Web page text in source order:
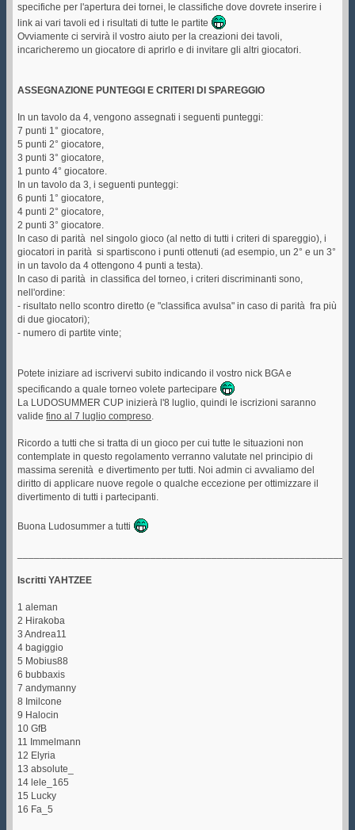
specifiche per l'apertura dei tornei, le classifiche dove dovrete inserire i
link ai vari tavoli ed i risultati di tutte le partite
Ovviamente ci servirà il vostro aiuto per la creazioni dei tavoli,
incaricheremo un giocatore di aprirlo e di invitare gli altri giocatori.
ASSEGNAZIONE PUNTEGGI E CRITERI DI SPAREGGIO
In un tavolo da 4, vengono assegnati i seguenti punteggi:
7 punti 1° giocatore,
5 punti 2° giocatore,
3 punti 3° giocatore,
1 punto 4° giocatore.
In un tavolo da 3, i seguenti punteggi:
6 punti 1° giocatore,
4 punti 2° giocatore,
2 punti 3° giocatore.
In caso di parità nel singolo gioco (al netto di tutti i criteri di spareggio), i
giocatori in parità si spartiscono i punti ottenuti (ad esempio, un 2° e un 3°
in un tavolo da 4 ottengono 4 punti a testa).
In caso di parità in classifica del torneo, i criteri discriminanti sono,
nell'ordine:
- risultato nello scontro diretto (e "classifica avulsa" in caso di parità fra più
di due giocatori);
- numero di partite vinte;
Potete iniziare ad iscrivervi subito indicando il vostro nick BGA e
specificando a quale torneo volete partecipare
La LUDOSUMMER CUP inizierà l'8 luglio, quindi le iscrizioni saranno
validefino al 7 luglio compreso
Ricordo a tutti che si tratta di un gioco per cui tutte le situazioni non
contemplate in questo regolamento verranno valutate nel principio di
massima serenità e divertimento per tutti. Noi admin ci avvaliamo del
diritto di applicare nuove regole o qualche eccezione per ottimizzare il
divertimento di tutti i partecipanti.
Buona Ludosummer a tutti
Iscritti YAHTZEE
1 aleman
2 Hirakoba
3 Andrea11
4 bagiggio
5 Mobius88
6 bubbaxis
7 andymanny
8 Imilcone
9 Halocin
10 GfB
11 Immelmann
12 Elyria
13 absolute_
14 lele_165
15 Lucky
16 Fa_5